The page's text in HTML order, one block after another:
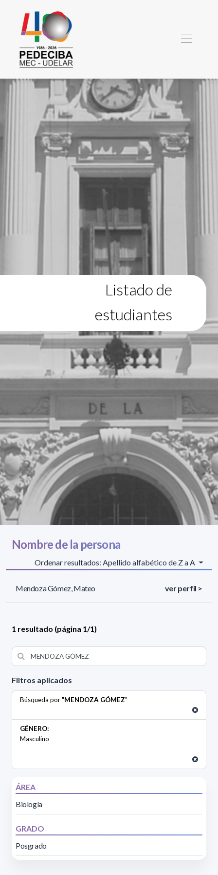
Listado de
estudiantes
Filtros aplicados
Búsqueda por "MENDOZA GÓMEZ"
GÉNERO:
Masculino
ÁREA
Biología
GRADO
Posgrado
Nombre de la persona
Ordenar resultados: Apellido alfabético de Z a A
Mendoza Gómez, Mateo ver perfil >
1 resultado (página 1/1)